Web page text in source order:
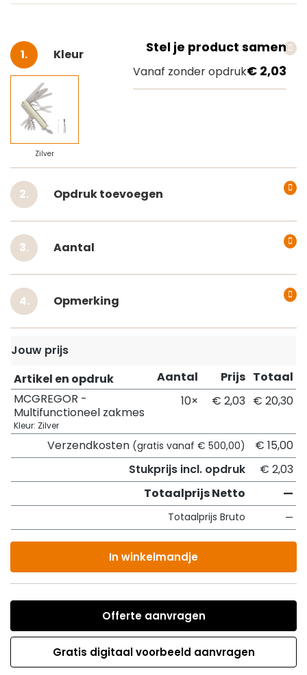
Stel je product samen
Vanaf zonder opdruk€ 2,03
Selecteer
Kleur
Zilver
Opdruk toevoegen
Aantal
Opmerking
Jouw prijs
Artikel en opdruk
Aantal Prijs Totaal
MCGREGOR -
Multifunctioneel zakmes
Kleur: Zilver
10× € 2,03 € 20,30
Verzendkosten (gratis vanaf € 500,00)
€ 15,00
Stukprijs incl. opdruk
€ 2,03
Totaalprijs Netto
—
Totaalprijs Bruto —
In winkelmandje
Offerte aanvragen
Gratis digitaal voorbeeld aanvragen